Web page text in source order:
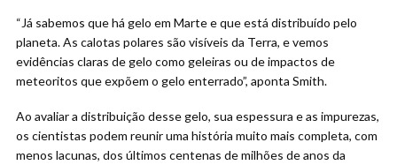
“Já sabemos que há gelo em Marte e que está distribuído pelo
planeta. As calotas polares são visíveis da Terra, e vemos
evidências claras de gelo como geleiras ou de impactos de
meteoritos que expõem o gelo enterrado”, aponta Smith.
Ao avaliar a distribuição desse gelo, sua espessura e as impurezas,
os cientistas podem reunir uma história muito mais completa, com
menos lacunas, dos últimos centenas de milhões de anos da